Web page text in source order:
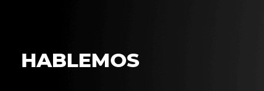
HABLEMOS